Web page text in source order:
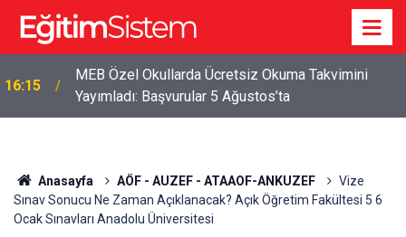
16:15
MEB Özel Okullarda Ücretsiz Okuma Takvimini
Yayımladı: Başvurular 5 Ağustos’ta
Anasayfa AÖF - AUZEF - ATAAOF-ANKUZEF
Vize
Sınav Sonucu Ne Zaman Açıklanacak? Açık Öğretim Fakültesi 5 6
Ocak Sınavları Anadolu Üniversitesi